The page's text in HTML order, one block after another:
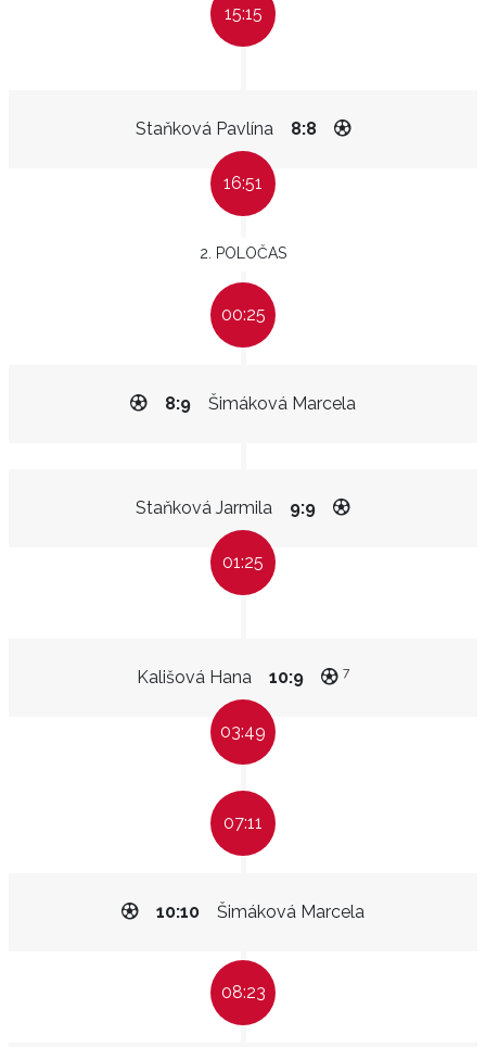
15:15
Staňková Pavlína 8:8
16:51
2. POLOČAS
00:25
Šimáková Marcela
8:9
Staňková Jarmila 9:9
01:25
Kališová Hana 10:9 7
03:49
07:11
Šimáková Marcela
10:10
08:23